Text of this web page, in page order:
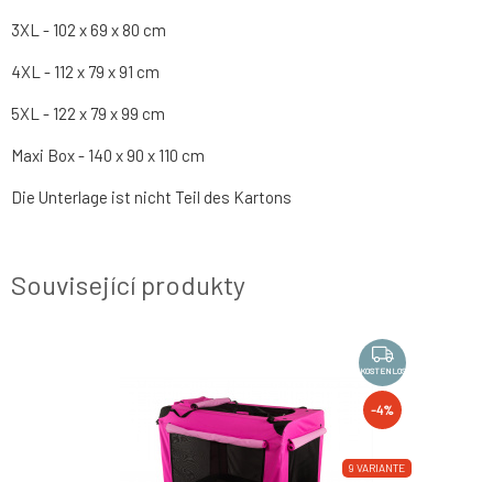
3XL - 102 x 69 x 80 cm
4XL - 112 x 79 x 91 cm
5XL - 122 x 79 x 99 cm
Maxi Box - 140 x 90 x 110 cm
Die Unterlage ist nicht Teil des Kartons
Související produkty
9 VARIANTE
KOSTENLOS
-4%